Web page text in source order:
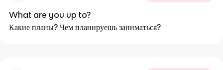
What are you up to?
Какие планы? Чем планируешь заниматься?